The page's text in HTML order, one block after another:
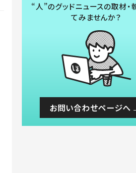
“人”のグッドニュースの取材・
てみませんか？
お問い合わせページへ